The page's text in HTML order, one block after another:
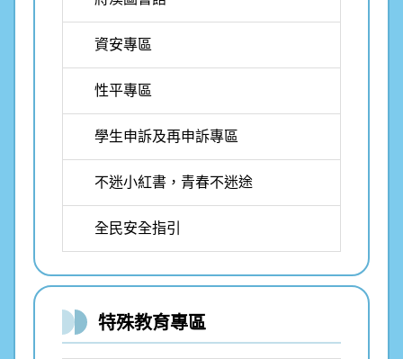
資安專區
性平專區
學生申訴及再申訴專區
不迷小紅書，青春不迷途
全民安全指引
特殊教育專區